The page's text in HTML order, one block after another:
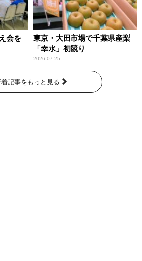
会を
東京・大田市場で千葉県産梨
「幸水」初競り
2026.07.25
着記事をもっと見る